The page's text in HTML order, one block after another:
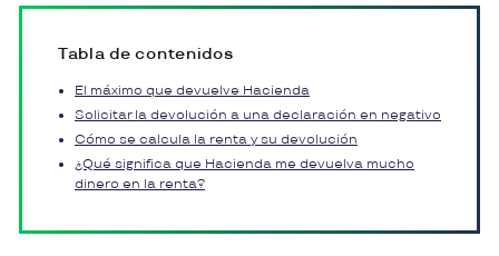
Tabla de contenidos
El máximo que devuelve Hacienda
Solicitar la devolución a una declaración en negativo
Cómo se calcula la renta y su devolución
¿Qué significa que Hacienda me devuelva mucho
dinero en la renta?